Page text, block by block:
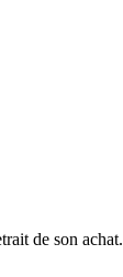
de son achat.